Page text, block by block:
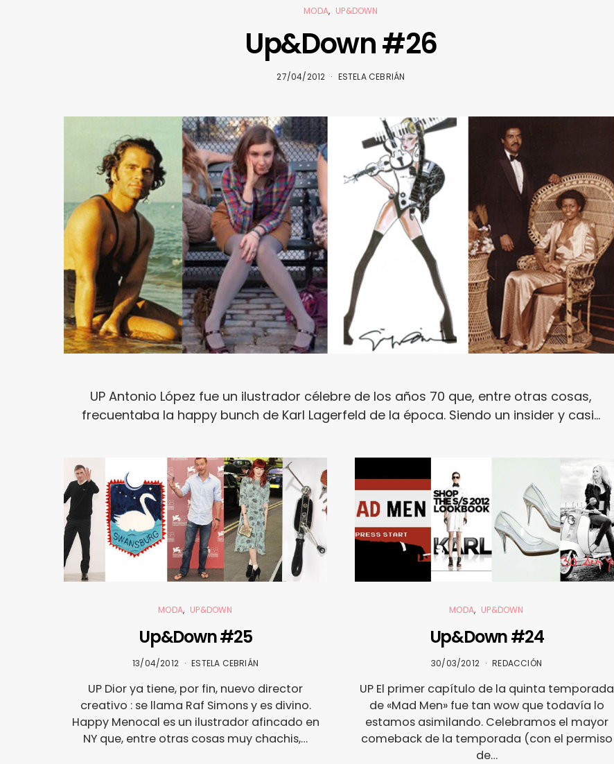
MODA UP&DOWN
Up&Down #26
27/04/2012 ESTELA CEBRIÁN
UP Antonio López fue un ilustrador célebre de los años 70 que, entre otras cosas,
frecuentaba la happy bunch de Karl Lagerfeld de la época. Siendo un insider y casi…
MODA UP&DOWN
Up&Down #25
13/04/2012 ESTELA CEBRIÁN
UP Dior ya tiene, por fin, nuevo director
creativo : se llama Raf Simons y es divino.
Happy Menocal es un ilustrador afincado en
NY que, entre otras cosas muy chachis,…
MODA UP&DOWN
Up&Down #24
30/03/2012 REDACCIÓN
UP El primer capítulo de la quinta temporada
de «Mad Men» fue tan wow que todavía lo
estamos asimilando. Celebramos el mayor
comeback de la temporada (con el permiso
de…